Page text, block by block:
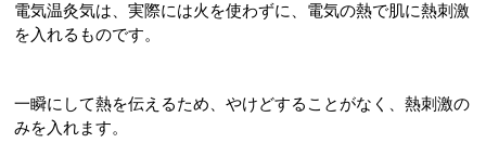
電気温灸気は、実際には火を使わずに、電気の熱で肌に熱刺激
を入れるものです。
一瞬にして熱を伝えるため、やけどすることがなく、熱刺激の
みを入れます。